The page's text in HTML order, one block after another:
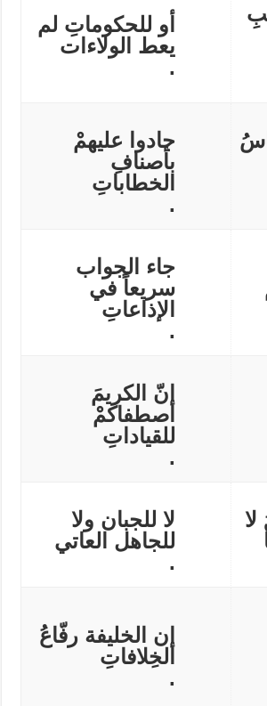
أو للحكوماتِ لم
يعط الولاءات
.
جادوا عليهمْ
بأصنافِ
الخطاباتِ
.
جاء الجواب
سريعاً في
الإذاعاتِ
.
إنّ الكريمَ
اصطفاكمْ
للقياداتِ
.
لا للجبان ولا
للجاهل العاتي
.
إن الخليفة رفّاعُ
الخِلافاتِ
.